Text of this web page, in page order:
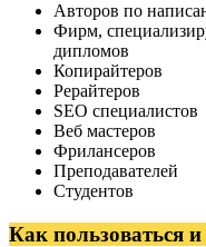
Авторов по
Фирм,
дипломов
Копирайтеров
Рерайтеров
SEO специалистов
Веб мастеров
Фрилансеров
Преподавателей
Студентов
Как пользоваться